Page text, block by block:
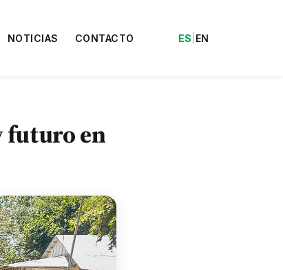
NOTICIAS CONTACTO ES EN
futuro en